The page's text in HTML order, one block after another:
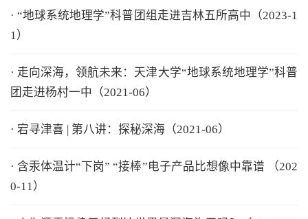
· “地球系统地理学”科普团组走进吉林五所高中（2023-1
1）
· 走向深海，领航未来：天津大学“地球系统地理学”科普
团走进杨村一中（2021-06）
· 宕寻津喜 | 第八讲：探秘深海（2021-06）
· 含汞体温计“下岗” “接棒”电子产品比想像中靠谱 （202
0-11）